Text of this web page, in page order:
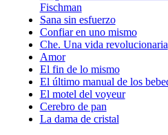
Fischman
Sana sin esfuerzo
Confiar en uno mismo
Che. Una vida revolucionaria
Amor
El fin de lo mismo
El último manual de los
El motel del voyeur
Cerebro de pan
La dama de cristal